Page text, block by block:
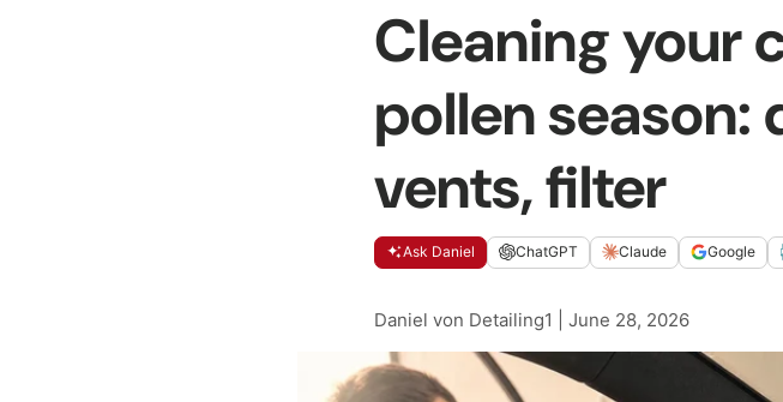
Cleaning your
pollen season:
vents, filter
Ask Daniel ChatGPT Claude Google
Daniel von Detailing1 | June 28, 2026